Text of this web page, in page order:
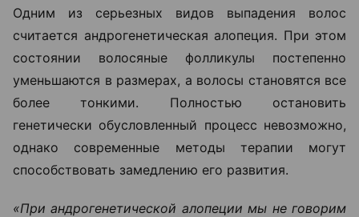
Одним из серьезных видов выпадения волос
считается андрогенетическая алопеция. При этом
состоянии волосяные фолликулы постепенно
уменьшаются в размерах, а волосы становятся все
более тонкими. Полностью остановить
генетически обусловленный процесс невозможно,
однако современные методы терапии могут
способствовать замедлению его развития.
«При андрогенетической алопеции мы не говорим